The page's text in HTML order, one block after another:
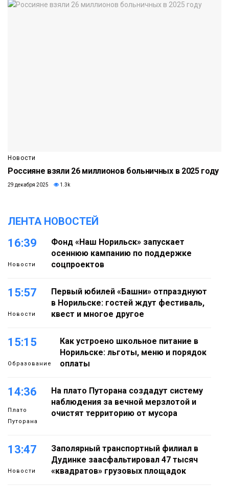
Новости
Россияне взяли 26 миллионов больничных в 2025 году
29 декабря 2025 1.3k
ЛЕНТА НОВОСТЕЙ
16:39
Новости
Фонд «Наш Норильск» запускает
осеннюю кампанию по поддержке
соцпроектов
15:57
Новости
Первый юбилей «Башни» отпразднуют
в Норильске: гостей ждут фестиваль,
квест и многое другое
15:15
Образование
Как устроено школьное питание в
Норильске: льготы, меню и порядок
оплаты
14:36
Плато
Путорана
На плато Путорана создадут систему
наблюдения за вечной мерзлотой и
очистят территорию от мусора
13:47
Новости
Заполярный транспортный филиал в
Дудинке заасфальтировал 47 тысяч
«квадратов» грузовых площадок